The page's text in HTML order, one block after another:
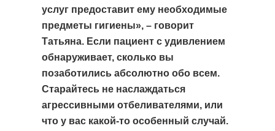
услуг предоставит ему необходимые
предметы гигиены», – говорит
Татьяна. Если пациент с удивлением
обнаруживает, сколько вы
позаботились абсолютно обо всем.
Старайтесь не наслаждаться
агрессивными отбеливателями, или
что у вас какой-то особенный случай.